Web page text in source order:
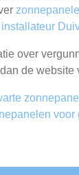
over
de website
voor